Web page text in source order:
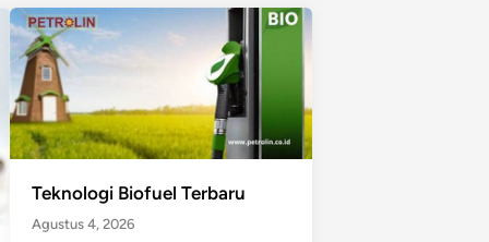
Teknologi Biofuel Terbaru
Agustus 4, 2026